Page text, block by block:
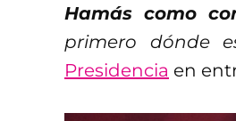
Hamás como
primero dónde
Presidencia en